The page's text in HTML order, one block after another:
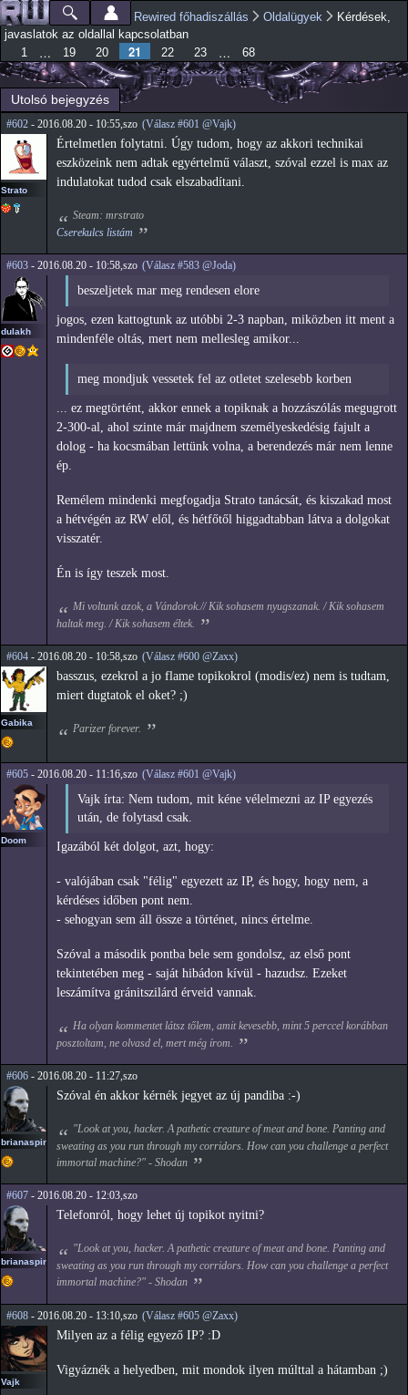
Ugrás a
tartalomra
Főmenü
Jelenlegi hely
Rewired főhadiszállás Oldalügyek
Kérdések,
javaslatok az oldallal kapcsolatban
1
… 19 20 21 22 23 … 68
Utolsó bejegyzés
#602 - 2016.08.20 - 10:55,szo (Válasz #601 @Vajk)
Strato
Értelmetlen folytatni. Úgy tudom, hogy az akkori technikai
eszközeink nem adtak egyértelmű választ, szóval ezzel is max az
indulatokat tudod csak elszabadítani.
Steam: mrstrato
Cserekulcs listám
#603 - 2016.08.20 - 10:58,szo (Válasz #583 @Joda)
dulakh
beszeljetek mar meg rendesen elore
jogos, ezen kattogtunk az utóbbi 2-3 napban, miközben itt ment a
mindenféle oltás, mert nem mellesleg amikor...
meg mondjuk vessetek fel az otletet szelesebb korben
... ez megtörtént, akkor ennek a topiknak a hozzászólás megugrott
2-300-al, ahol szinte már majdnem személyeskedésig fajult a
dolog - ha kocsmában lettünk volna, a berendezés már nem lenne
ép.
Remélem mindenki megfogadja Strato tanácsát, és kiszakad most
a hétvégén az RW elől, és hétfőtől higgadtabban látva a dolgokat
visszatér.
Én is így teszek most.
Mi voltunk azok, a Vándorok.// Kik sohasem nyugszanak. / Kik sohasem
haltak meg. / Kik sohasem éltek.
#604 - 2016.08.20 - 10:58,szo (Válasz #600 @Zaxx)
Gabika
basszus, ezekrol a jo flame topikokrol (modis/ez) nem is tudtam,
miert dugtatok el oket? ;)
Parizer forever.
#605 - 2016.08.20 - 11:16,szo (Válasz #601 @Vajk)
Doom
Vajk írta: Nem tudom, mit kéne vélelmezni az IP egyezés
után, de folytasd csak.
Igazából két dolgot, azt, hogy:
- valójában csak "félig" egyezett az IP, és hogy, hogy nem, a
kérdéses időben pont nem.
- sehogyan sem áll össze a történet, nincs értelme.
Szóval a második pontba bele sem gondolsz, az első pont
tekintetében meg - saját hibádon kívül - hazudsz. Ezeket
leszámítva gránitszilárd érveid vannak.
Ha olyan kommentet látsz tőlem, amit kevesebb, mint 5 perccel korábban
posztoltam, ne olvasd el, mert még írom.
#606 - 2016.08.20 - 11:27,szo
brianaspirin
Szóval én akkor kérnék jegyet az új pandiba :-)
"Look at you, hacker. A pathetic creature of meat and bone. Panting and
sweating as you run through my corridors. How can you challenge a perfect
immortal machine?" - Shodan
#607 - 2016.08.20 - 12:03,szo
brianaspirin
Telefonról, hogy lehet új topikot nyitni?
"Look at you, hacker. A pathetic creature of meat and bone. Panting and
sweating as you run through my corridors. How can you challenge a perfect
immortal machine?" - Shodan
#608 - 2016.08.20 - 13:10,szo (Válasz #605 @Zaxx)
Vajk
Milyen az a félig egyező IP? :D
Vigyáznék a helyedben, mit mondok ilyen múlttal a hátamban ;)